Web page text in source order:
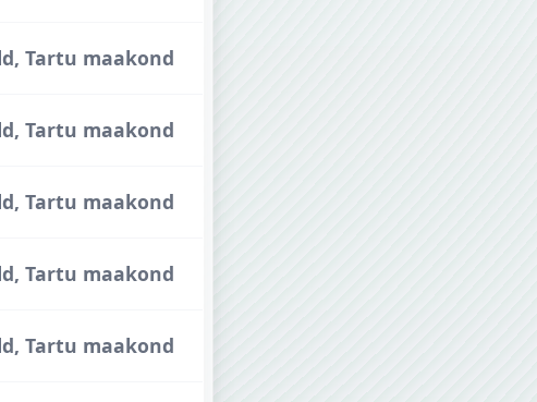
Tartu maakond
Tartu maakond
Tartu maakond
Tartu maakond
Tartu maakond